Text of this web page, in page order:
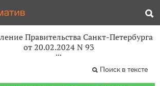
Правительства Санкт-Петербурга
от 20.02.2024 N 93
Поиск в тексте